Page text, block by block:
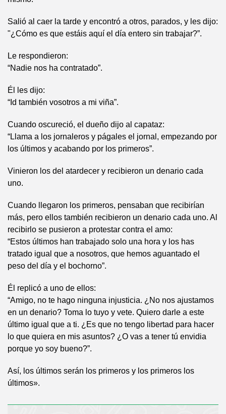
Salió al caer la tarde y encontró a otros, parados, y les dijo:
"¿Cómo es que estáis aquí el día entero sin trabajar?”.
Le respondieron:
“Nadie nos ha contratado”.
Él les dijo:
“Id también vosotros a mi viña”.
Cuando oscureció, el dueño dijo al capataz:
“Llama a los jornaleros y págales el jornal, empezando por
los últimos y acabando por los primeros”.
Vinieron los del atardecer y recibieron un denario cada
uno.
Cuando llegaron los primeros, pensaban que recibirían
más, pero ellos también recibieron un denario cada uno. Al
recibirlo se pusieron a protestar contra el amo:
“Estos últimos han trabajado solo una hora y los has
tratado igual que a nosotros, que hemos aguantado el
peso del día y el bochorno”.
Él replicó a uno de ellos:
“Amigo, no te hago ninguna injusticia. ¿No nos ajustamos
en un denario? Toma lo tuyo y vete. Quiero darle a este
último igual que a ti. ¿Es que no tengo libertad para hacer
lo que quiera en mis asuntos? ¿O vas a tener tú envidia
porque yo soy bueno?”.
Así, los últimos serán los primeros y los primeros los
últimos».